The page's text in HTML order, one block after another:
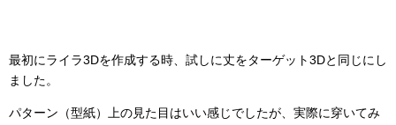
最初にライラ3Dを作成する時、試しに丈をターゲット3Dと同じにし
ました。
パターン（型紙）上の見た目はいい感じでしたが、実際に穿いてみ